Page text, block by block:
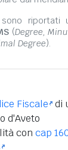
riportati
(Degree,
Degree).
Fiscale di
d'Aveto
con cap